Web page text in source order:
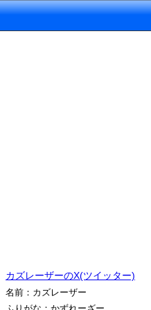
カズレーザーのX(ツイッター)
名前：カズレーザー